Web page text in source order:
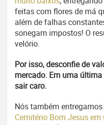
feitas com flores de má
além de falhas
sonegam impostos! O
velório.
Por isso, desconfie de
mercado. Em uma
sair caro.
Nós também entregamos
Cemitério Bom Jesus